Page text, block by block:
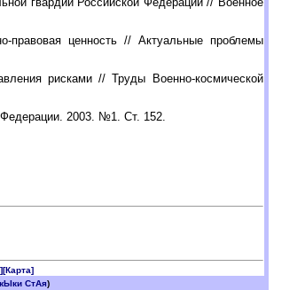
правовая ценность // Актуальные проблемы
рисками // Труды Военно-космической
2003. №1. Ст. 152.
[Карта]
СтАя)